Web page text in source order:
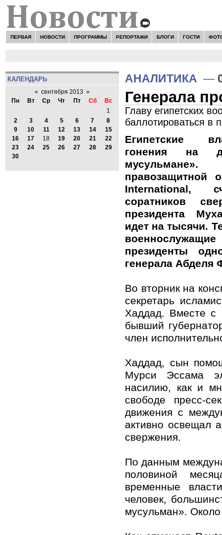
ПЕРВАЯ НОВОСТИ ПРОГРАММЫ РЕПОРТАЖИ БЛОГИ ГОСТИ
КАЛЕНДАРЬ
« сентября 2013 »
Пн
Вт Ср Чт Пт Сб
Вс
1
2
3 4 5 6 7
8
9
10 11 12 13 14
15
16
17 18 19 20 21
22
23
24 25 26 27 28
29
30
АНАЛИТИКА —
Генерала
Главу египетских
баллотироваться в
Египетские
гонения на
правозащитной
International,
соратников
президента
идет на тысячи.
президенты
генерала Абделя
Во вторник на
секретарь
Хаддад. Вместе с
бывший
член
Хаддад, сын
Мурси Эссама
насилию, как и
свободе пресс-
движения с
активно освещал
свержения.
По данным
половиной
временные
человек,
мусульман».